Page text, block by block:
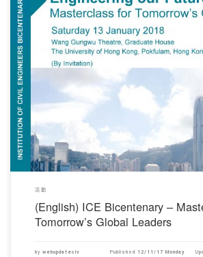
對不起，此內容只適用於English。
活動
(English) ICE Bicentenary –
Tomorrow’s Global Leaders
by webupdateciv Published 12/11/17 Monday